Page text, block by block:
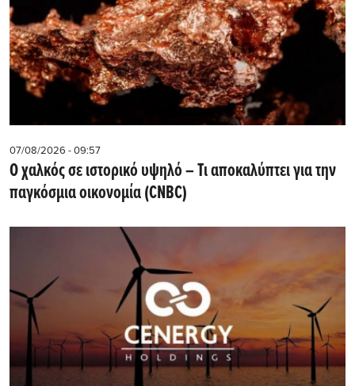
07/08/2026 - 09:57
Ο χαλκός σε ιστορικό υψηλό – Τι αποκαλύπτει για την
παγκόσμια οικονομία (CNBC)